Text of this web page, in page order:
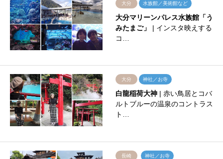
大分 水族館／美術館など
大分マリーンパレス水族館「う
みたまご」
| インスタ映えする
コ…
大分 神社／お寺
白龍稲荷大神| 赤い鳥居とコバ
ルトブルーの温泉のコントラス
ト…
長崎 神社／お寺